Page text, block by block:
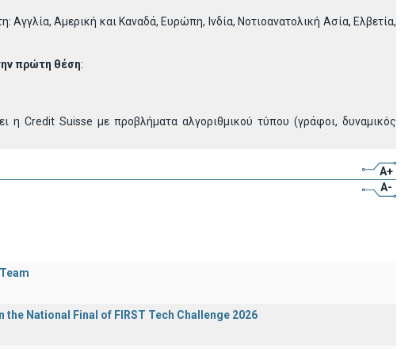
Αμερική και Καναδά, Ευρώπη, Ινδία, Νοτιοανατολική Ασία, Ελβετία,
πρώτη θέση:
η Credit Suisse με προβλήματα αλγοριθμικού τύπου (γράφοι, δυναμικός
A+
A-
National Final of FIRST Tech Challenge 2026